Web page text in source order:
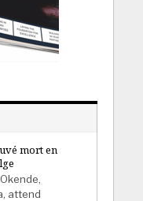
mort en
attend